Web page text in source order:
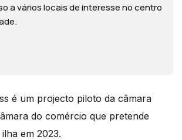
a vários locais de interesse no centro
é um projecto piloto da câmara
do comércio que pretende
em 2023.